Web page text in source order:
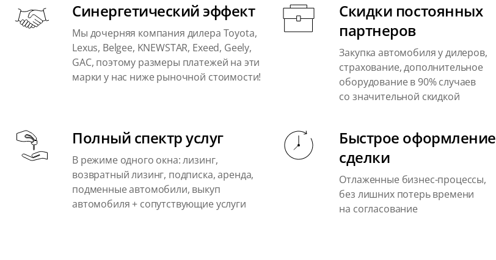
Синергетический эффект
Мы дочерняя компания дилера Toyota,
Lexus, Belgee, KNEWSTAR, Exeed, Geely,
GAC, поэтому размеры платежей на эти
марки у нас ниже рыночной стоимости!
Скидки постоянных
партнеров
Закупка автомобиля у дилеров,
страхование, дополнительное
оборудование в 90% случаев
со значительной скидкой
Полный спектр услуг
В режиме одного окна: лизинг,
возвратный лизинг, подписка, аренда,
подменные автомобили, выкуп
автомобиля + сопутствующие услуги
Быстрое оформление
сделки
Отлаженные бизнес-процессы,
без лишних потерь времени
на согласование